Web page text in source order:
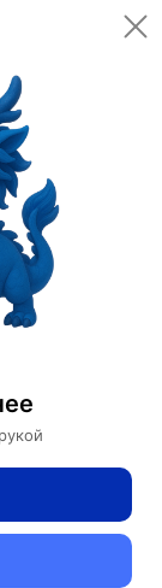
700 ¥
9,800 ₽